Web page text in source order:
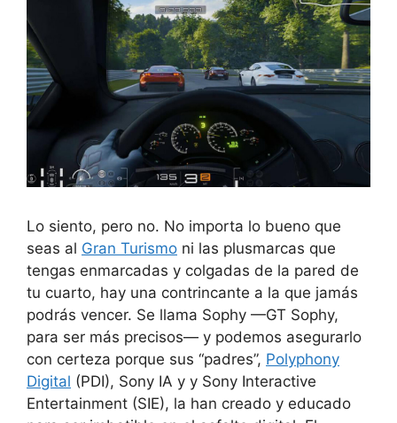
Lo siento, pero no. No importa lo bueno que
seas al Gran Turismo ni las plusmarcas que
tengas enmarcadas y colgadas de la pared de
tu cuarto, hay una contrincante a la que jamás
podrás vencer. Se llama Sophy —GT Sophy,
para ser más precisos— y podemos asegurarlo
con certeza porque sus “padres”, Polyphony
Digital (PDI), Sony IA y y Sony Interactive
Entertainment (SIE), la han creado y educado